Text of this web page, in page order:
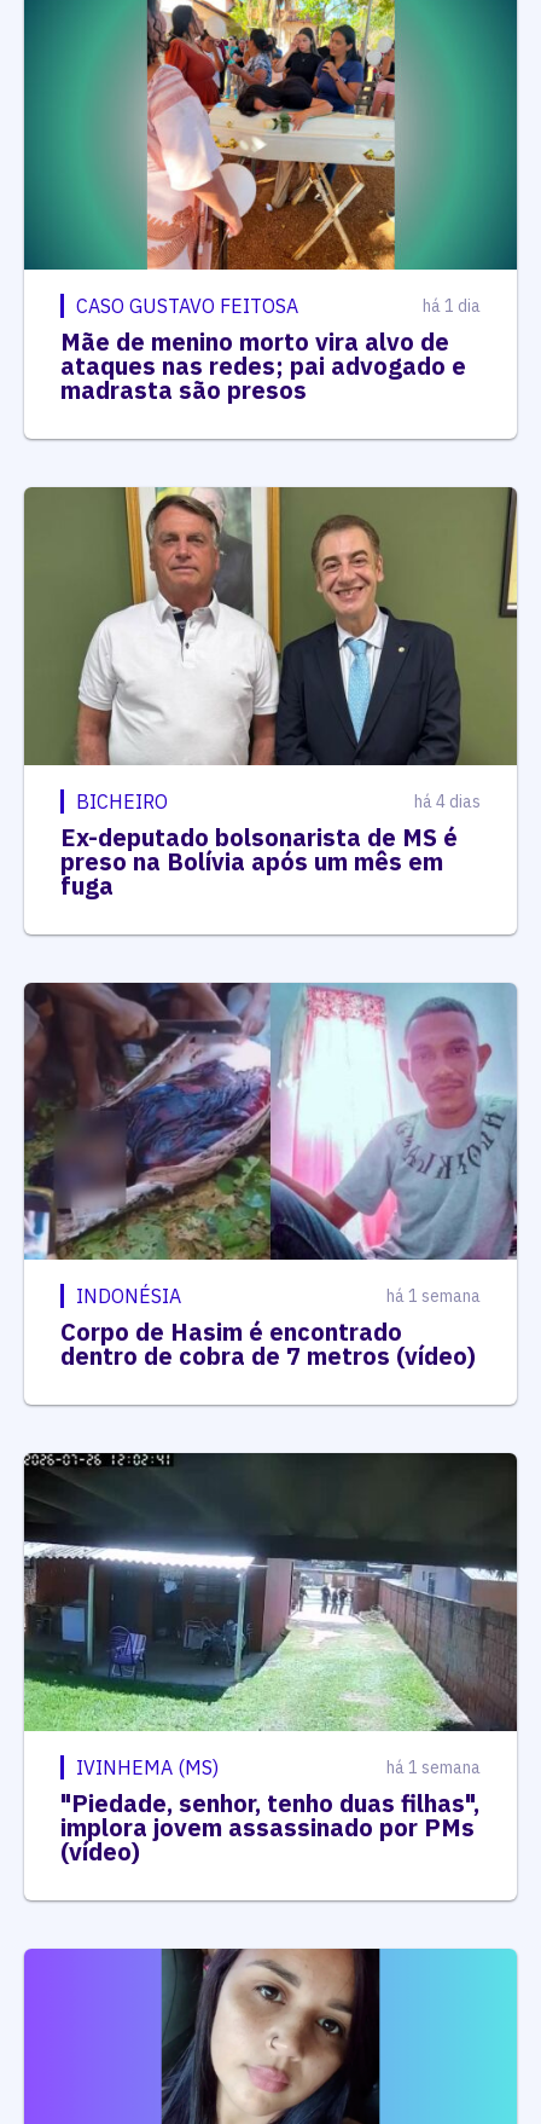
CASO GUSTAVO FEITOSA há 1 dia
Mãe de menino morto vira alvo de
ataques nas redes; pai advogado e
madrasta são presos
BICHEIRO há 4 dias
Ex-deputado bolsonarista de MS é
preso na Bolívia após um mês em
fuga
INDONÉSIA há 1 semana
Corpo de Hasim é encontrado
dentro de cobra de 7 metros (vídeo)
IVINHEMA (MS) há 1 semana
"Piedade, senhor, tenho duas filhas",
implora jovem assassinado por PMs
(vídeo)